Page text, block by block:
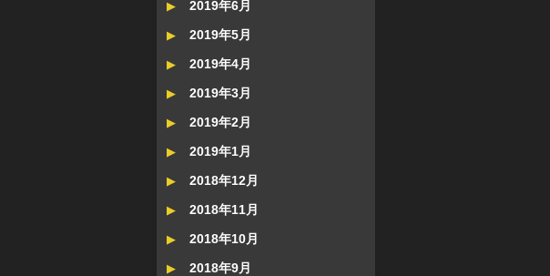
2019年6月
2019年5月
2019年4月
2019年3月
2019年2月
2019年1月
2018年12月
2018年11月
2018年10月
2018年9月